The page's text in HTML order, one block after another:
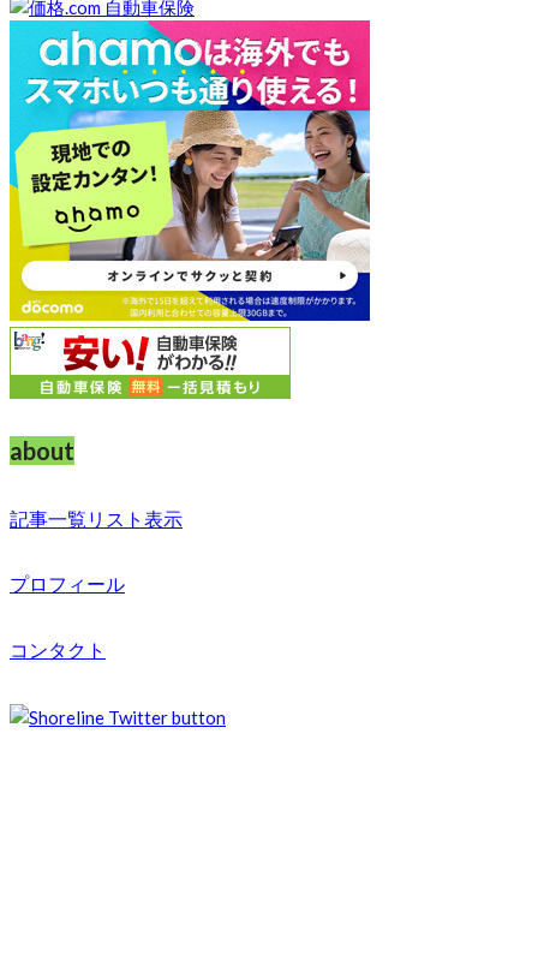
about
記事一覧リスト表示
プロフィール
コンタクト